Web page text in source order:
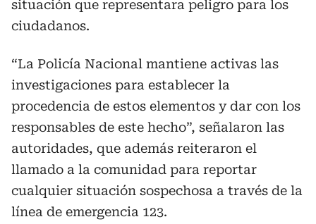
situación que representara peligro para los
ciudadanos.
“La Policía Nacional mantiene activas las
investigaciones para establecer la
procedencia de estos elementos y dar con los
responsables de este hecho”, señalaron las
autoridades, que además reiteraron el
llamado a la comunidad para reportar
cualquier situación sospechosa a través de la
línea de emergencia 123.